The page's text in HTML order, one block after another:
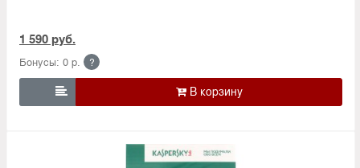
1 590 руб.
Бонусы: 0 р. ?
